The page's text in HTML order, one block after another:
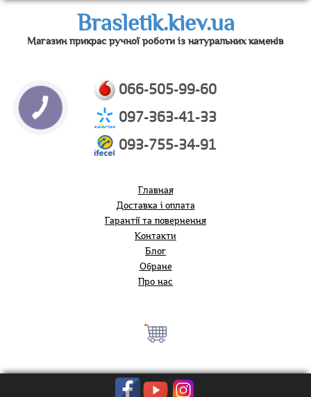
Brasletik.kiev.ua
Магазин прикрас ручної роботи із натуральних каменів
066-505-99-60
097-363-41-33
093-755-34-91
Главная
Доставка і оплата
Гарантії та повернення
Контакти
Блог
Обране
Про нас